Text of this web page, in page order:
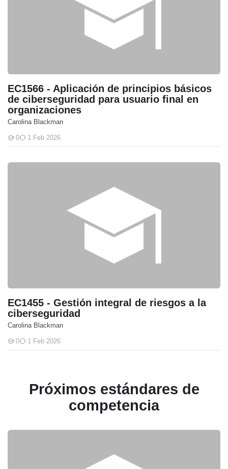
EC1566 - Aplicación de principios básicos
de ciberseguridad para usuario final en
organizaciones
Carolina Blackman
0
Students
1 Feb 2026
EC1455 - Gestión integral de riesgos a la
ciberseguridad
Carolina Blackman
0
Students
1 Feb 2026
Próximos estándares de
competencia